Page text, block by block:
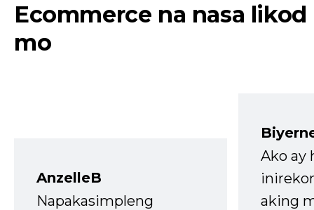
Ecommerce na nasa likod
mo
AnzelleB
Napakasimpleng
Ako ay
aking